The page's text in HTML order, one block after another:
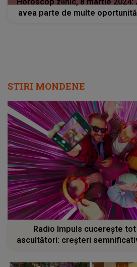
avea parte de multe
STIRI MONDENE
Radio Impuls cucerește
ascultători: creșteri